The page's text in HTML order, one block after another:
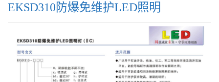
EKSD310防爆免维护LED照明